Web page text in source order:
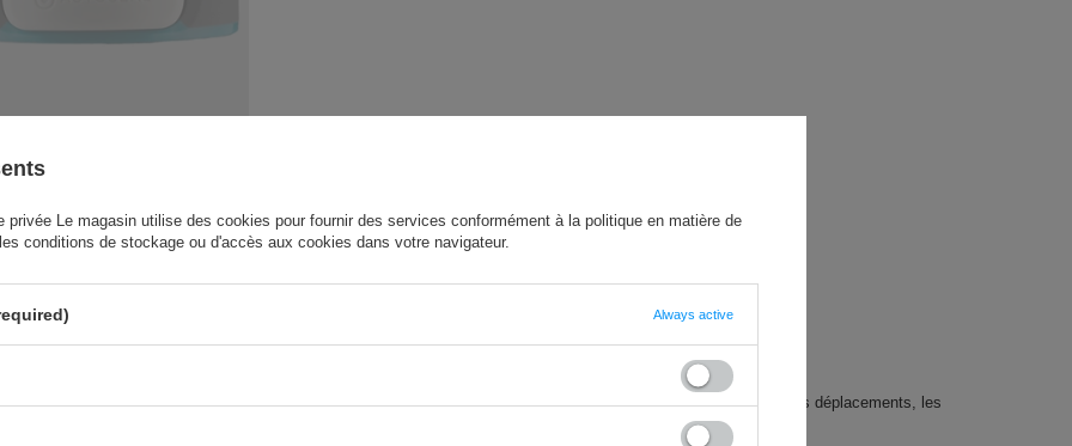
INDISPONIBLE
Contigo Transit (Metra) - noir et
— pas forcément pour rester posés sur un bureau toute la journée, mais plutôt pour accompagner les trajets, les déplacements, les
et ça se ressent dès les premières utilisations.
privée Le magasin utilise des cookies pour fournir des services conformément à la politique en matière de
conditions de stockage ou d'accès aux cookies dans votre navigateur.
Always active